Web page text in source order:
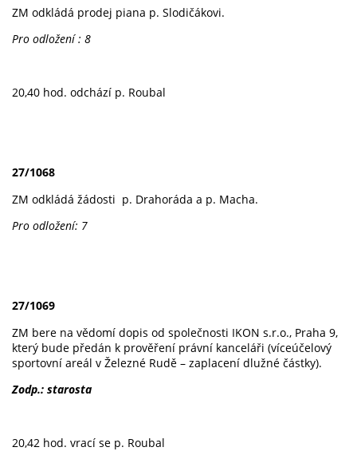
ZM odkládá prodej piana p. Slodičákovi.
Pro odložení : 8
20,40 hod. odchází p. Roubal
27/1068
ZM odkládá žádosti p. Drahoráda a p. Macha.
Pro odložení: 7
27/1069
ZM bere na vědomí dopis od společnosti IKON s.r.o., Praha 9,
který bude předán k prověření právní kanceláři (víceúčelový
sportovní areál v Železné Rudě – zaplacení dlužné částky).
Zodp.: starosta
20,42 hod. vrací se p. Roubal